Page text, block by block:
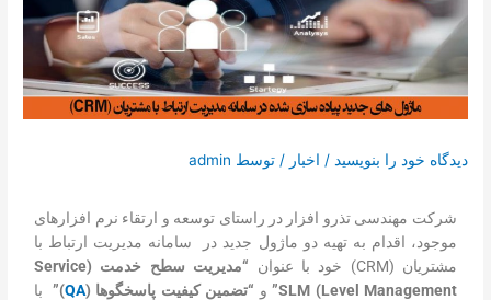
خدمات و پشتیبانی
دعوت به همکاری
دیدگاه‌ خود را بنویسید / اخبار / توسط admin
شرکت مهندسی تذرو افزار در راستای توسعه و ارتقاء نرم افزارهای
موجود، اقدام به تهیه دو ماژول جدید در سامانه مدیریت ارتباط با
مشتریان (CRM) خود با عنوان
“مدیریت سطح خدمت (Service
Level Management)
SLM” و “تضمین کیفیت پاسخگوها (QA
)”
با